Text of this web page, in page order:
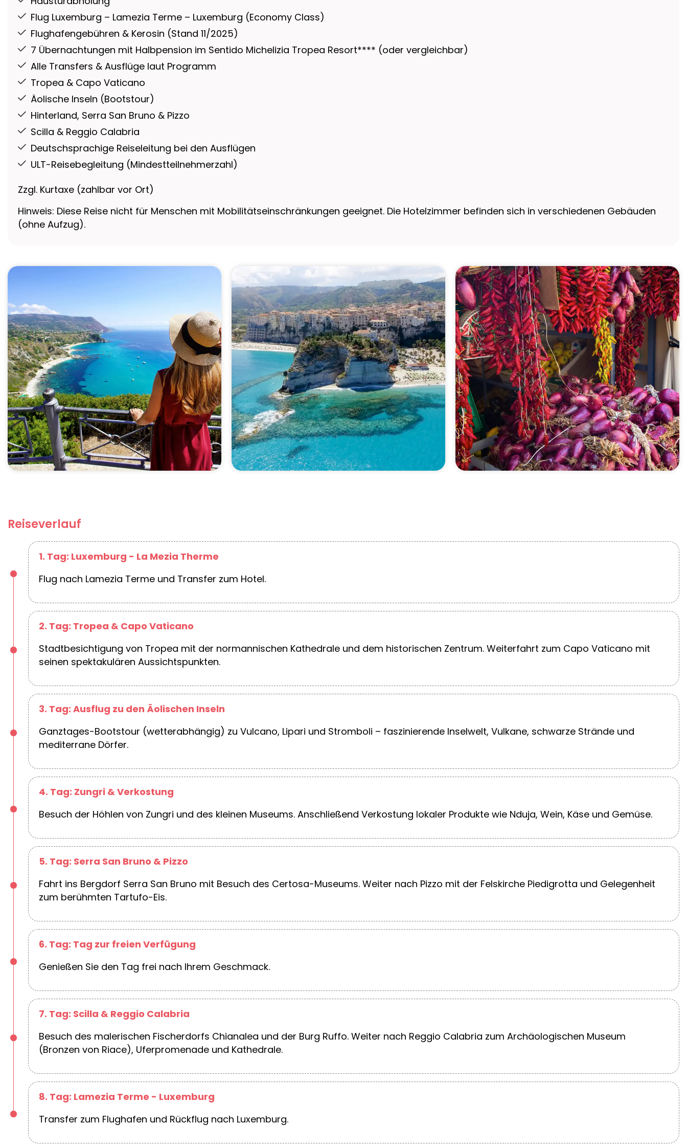
Flug Luxemburg – Lamezia Terme – Luxemburg (Economy Class)
Flughafengebühren & Kerosin (Stand 11/2025)
7 Übernachtungen mit Halbpension im Sentido Michelizia Tropea Resort**** (oder vergleichbar)
Alle Transfers & Ausflüge laut Programm
Tropea & Capo Vaticano
Äolische Inseln (Bootstour)
Hinterland, Serra San Bruno & Pizzo
Scilla & Reggio Calabria
Deutschsprachige Reiseleitung bei den Ausflügen
ULT-Reisebegleitung (Mindestteilnehmerzahl)
Zzgl. Kurtaxe (zahlbar vor Ort)
Hinweis: Diese Reise nicht für Menschen mit Mobilitätseinschränkungen geeignet. Die Hotelzimmer befinden sich in verschiedenen Gebäuden
(ohne Aufzug).
Reiseverlauf
1. Tag: Luxemburg - La Mezia Therme
Flug nach Lamezia Terme und Transfer zum Hotel.
2. Tag: Tropea & Capo Vaticano
Stadtbesichtigung von Tropea mit der normannischen Kathedrale und dem historischen Zentrum. Weiterfahrt zum Capo Vaticano mit
seinen spektakulären Aussichtspunkten.
3. Tag: Ausflug zu den Äolischen Inseln
Ganztages-Bootstour (wetterabhängig) zu Vulcano, Lipari und Stromboli – faszinierende Inselwelt, Vulkane, schwarze Strände und
mediterrane Dörfer.
4. Tag: Zungri & Verkostung
Besuch der Höhlen von Zungri und des kleinen Museums. Anschließend Verkostung lokaler Produkte wie Nduja, Wein, Käse und Gemüse.
5. Tag: Serra San Bruno & Pizzo
Fahrt ins Bergdorf Serra San Bruno mit Besuch des Certosa-Museums. Weiter nach Pizzo mit der Felskirche Piedigrotta und Gelegenheit
zum berühmten Tartufo-Eis.
6. Tag: Tag zur freien Verfügung
Genießen Sie den Tag frei nach Ihrem Geschmack.
7. Tag: Scilla & Reggio Calabria
Besuch des malerischen Fischerdorfs Chianalea und der Burg Ruffo. Weiter nach Reggio Calabria zum Archäologischen Museum
(Bronzen von Riace), Uferpromenade und Kathedrale.
8. Tag: Lamezia Terme - Luxemburg
Transfer zum Flughafen und Rückflug nach Luxemburg.